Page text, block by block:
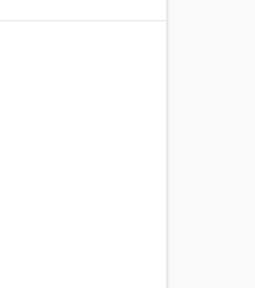
al
y